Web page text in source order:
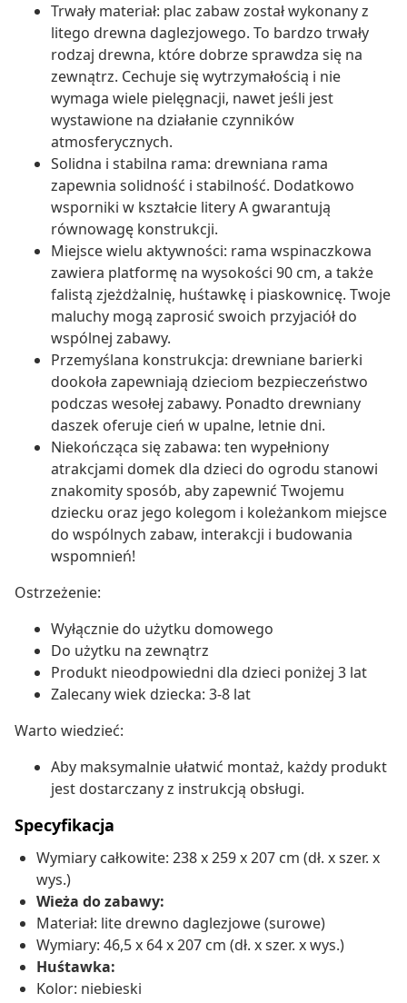
Trwały materiał: plac zabaw został wykonany z
litego drewna daglezjowego. To bardzo trwały
rodzaj drewna, które dobrze sprawdza się na
zewnątrz. Cechuje się wytrzymałością i nie
wymaga wiele pielęgnacji, nawet jeśli jest
wystawione na działanie czynników
atmosferycznych.
Solidna i stabilna rama: drewniana rama
zapewnia solidność i stabilność. Dodatkowo
wsporniki w kształcie litery A gwarantują
równowagę konstrukcji.
Miejsce wielu aktywności: rama wspinaczkowa
zawiera platformę na wysokości 90 cm, a także
falistą zjeżdżalnię, huśtawkę i piaskownicę. Twoje
maluchy mogą zaprosić swoich przyjaciół do
wspólnej zabawy.
Przemyślana konstrukcja: drewniane barierki
dookoła zapewniają dzieciom bezpieczeństwo
podczas wesołej zabawy. Ponadto drewniany
daszek oferuje cień w upalne, letnie dni.
Niekończąca się zabawa: ten wypełniony
atrakcjami domek dla dzieci do ogrodu stanowi
znakomity sposób, aby zapewnić Twojemu
dziecku oraz jego kolegom i koleżankom miejsce
do wspólnych zabaw, interakcji i budowania
wspomnień!
Ostrzeżenie:
Wyłącznie do użytku domowego
Do użytku na zewnątrz
Produkt nieodpowiedni dla dzieci poniżej 3 lat
Zalecany wiek dziecka: 3-8 lat
Warto wiedzieć:
Aby maksymalnie ułatwić montaż, każdy produkt
jest dostarczany z instrukcją obsługi.
Specyfikacja
Wymiary całkowite: 238 x 259 x 207 cm (dł. x szer. x
wys.)
Wieża do zabawy:
Materiał: lite drewno daglezjowe (surowe)
Wymiary: 46,5 x 64 x 207 cm (dł. x szer. x wys.)
Huśtawka:
Kolor: niebieski